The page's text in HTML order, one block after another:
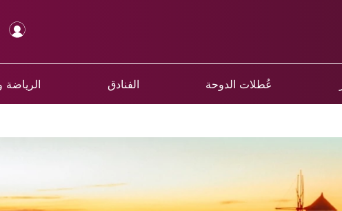
عُطلات الدوحة الفنادق الرياضة